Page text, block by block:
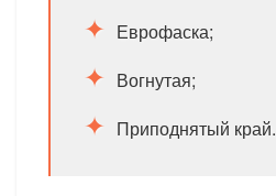
Еврофаска;
Вогнутая;
Приподнятый край.